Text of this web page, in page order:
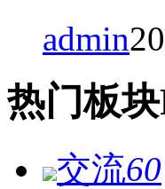
admin
热门板块
交流60